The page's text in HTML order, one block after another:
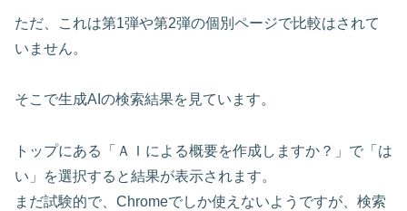
ただ、これは第1弾や第2弾の個別ページで比較はされて
いません。
そこで生成AIの検索結果を見ています。
トップにある「ＡＩによる概要を作成しますか？」で「は
い」を選択すると結果が表示されます。
まだ試験的で、Chromeでしか使えないようですが、検索